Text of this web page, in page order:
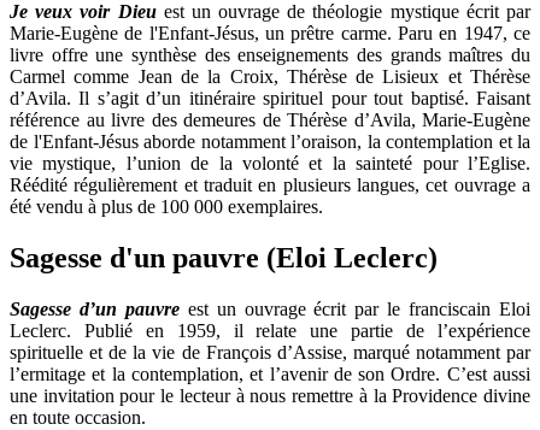
Je veux voir Dieuest un ouvrage de théologie mystique écrit par
Marie-Eugène de l'Enfant-Jésus, un prêtre carme. Paru en 1947, ce
livre offre une synthèse des enseignements des grands maîtres du
Carmel comme Jean de la Croix, Thérèse de Lisieux et Thérèse
d’Avila. Il s’agit d’un itinéraire spirituel pour tout baptisé. Faisant
référence au livre des demeures de Thérèse d’Avila, Marie-Eugène
de l'Enfant-Jésus aborde notamment l’oraison, la contemplation et la
vie mystique, l’union de la volonté et la sainteté pour l’Eglise.
Réédité régulièrement et traduit en plusieurs langues, cet ouvrage a
été vendu à plus de 100 000 exemplaires.
Sagesse d'un pauvre (Eloi Leclerc)
Sagesse d’un pauvreest un ouvrage écrit par le franciscain Eloi
Leclerc. Publié en 1959, il relate une partie de l’expérience
spirituelle et de la vie de François d’Assise, marqué notamment par
l’ermitage et la contemplation, et l’avenir de son Ordre. C’est aussi
une invitation pour le lecteur à nous remettre à la Providence divine
en toute occasion.